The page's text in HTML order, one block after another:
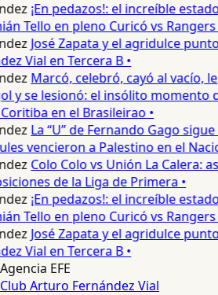
¡En pedazos!: el increíble
Tello en pleno Curicó vs Rangers
José Zapata y el agridulce
Vial en Tercera B •
Marcó, celebró, cayó al vacío, le
y se lesionó: el insólito momento
en el Brasileirao •
La “U” de Fernando Gago
vencieron a Palestino en el
Colo Colo vs Unión La Calera:
de la Liga de Primera •
¡En pedazos!: el increíble
Tello en pleno Curicó vs Rangers
José Zapata y el agridulce
Vial en Tercera B •
Agencia EFE
Club Arturo Fernández Vial